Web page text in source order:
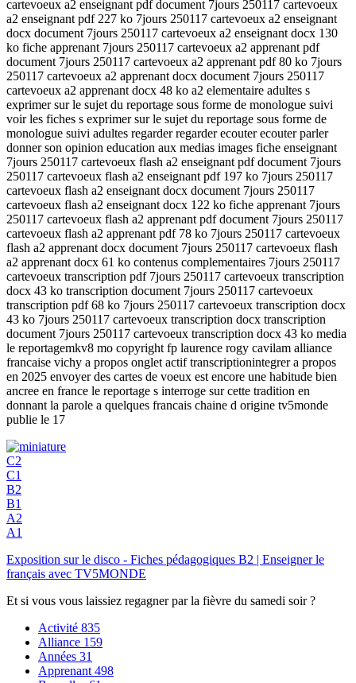
cartevoeux a2 enseignant pdf document 7jours 250117 cartevoeux
a2 enseignant pdf 227 ko 7jours 250117 cartevoeux a2 enseignant
docx document 7jours 250117 cartevoeux a2 enseignant docx 130
ko fiche apprenant 7jours 250117 cartevoeux a2 apprenant pdf
document 7jours 250117 cartevoeux a2 apprenant pdf 80 ko 7jours
250117 cartevoeux a2 apprenant docx document 7jours 250117
cartevoeux a2 apprenant docx 48 ko a2 elementaire adultes s
exprimer sur le sujet du reportage sous forme de monologue suivi
voir les fiches s exprimer sur le sujet du reportage sous forme de
monologue suivi adultes regarder regarder ecouter ecouter parler
donner son opinion education aux medias images fiche enseignant
7jours 250117 cartevoeux flash a2 enseignant pdf document 7jours
250117 cartevoeux flash a2 enseignant pdf 197 ko 7jours 250117
cartevoeux flash a2 enseignant docx document 7jours 250117
cartevoeux flash a2 enseignant docx 122 ko fiche apprenant 7jours
250117 cartevoeux flash a2 apprenant pdf document 7jours 250117
cartevoeux flash a2 apprenant pdf 78 ko 7jours 250117 cartevoeux
flash a2 apprenant docx document 7jours 250117 cartevoeux flash
a2 apprenant docx 61 ko contenus complementaires 7jours 250117
cartevoeux transcription pdf 7jours 250117 cartevoeux transcription
docx 43 ko transcription document 7jours 250117 cartevoeux
transcription pdf 68 ko 7jours 250117 cartevoeux transcription docx
43 ko 7jours 250117 cartevoeux transcription docx transcription
document 7jours 250117 cartevoeux transcription docx 43 ko media
le reportagemkv8 mo copyright fp laurence rogy cavilam alliance
francaise vichy a propos onglet actif transcriptionintegrer a propos
en 2025 envoyer des cartes de voeux est encore une habitude bien
ancree en france le reportage s interroge sur cette tradition en
donnant la parole a quelques francais chaine d origine tv5monde
publie le 17
C2
C1
B2
B1
A2
A1
Exposition sur le disco - Fiches pédagogiques B2 | Enseigner le
français avec TV5MONDE
Et si vous vous laissiez regagner par la fièvre du samedi soir ?
Activité 835
Alliance 159
Années 31
Apprenant 498